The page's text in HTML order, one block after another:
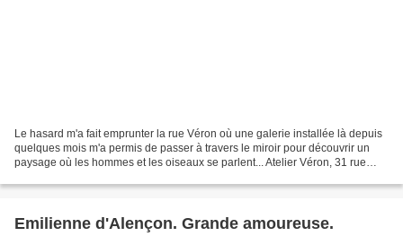
Le hasard m'a fait emprunter la rue Véron où une galerie installée là depuis
quelques mois m'a permis de passer à travers le miroir pour découvrir un
paysage où les hommes et les oiseaux se parlent... Atelier Véron, 31 rue
Emilienne d'Alençon. Grande amoureuse.